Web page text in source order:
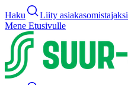
Haku
Liity asiakasomistajaksi
Mene Etusivulle